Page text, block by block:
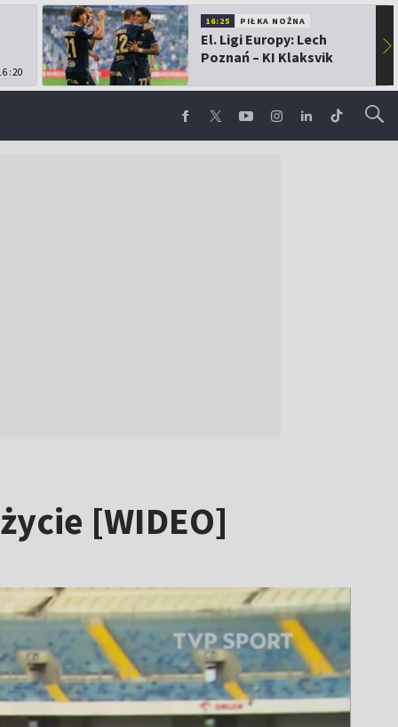
16:25 PIŁKA NOŻNA
El. Ligi Europy: Lech
Poznań – KI Klaksvik
▶
[WIDEO]